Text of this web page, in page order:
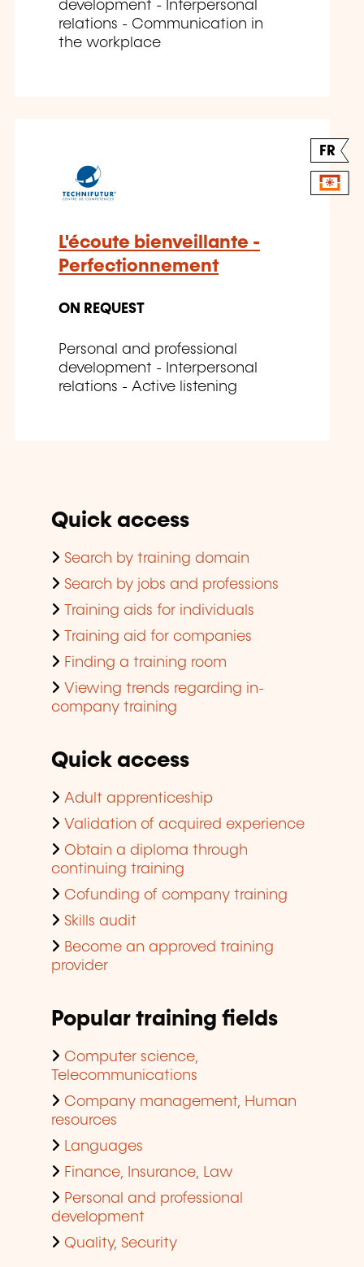
development - Interpersonal
relations - Communication in
the workplace
FR
L'écoute bienveillante -
Perfectionnement
ON REQUEST
Personal and professional
development - Interpersonal
relations - Active listening
Quick access
Search by training domain
Search by jobs and professions
Training aids for individuals
Training aid for companies
Finding a training room
Viewing trends regarding in-
company training
Quick access
Adult apprenticeship
Validation of acquired experience
Obtain a diploma through
continuing training
Cofunding of company training
Skills audit
Become an approved training
provider
Popular training fields
Computer science,
Telecommunications
Company management, Human
resources
Languages
Finance, Insurance, Law
Personal and professional
development
Quality, Security